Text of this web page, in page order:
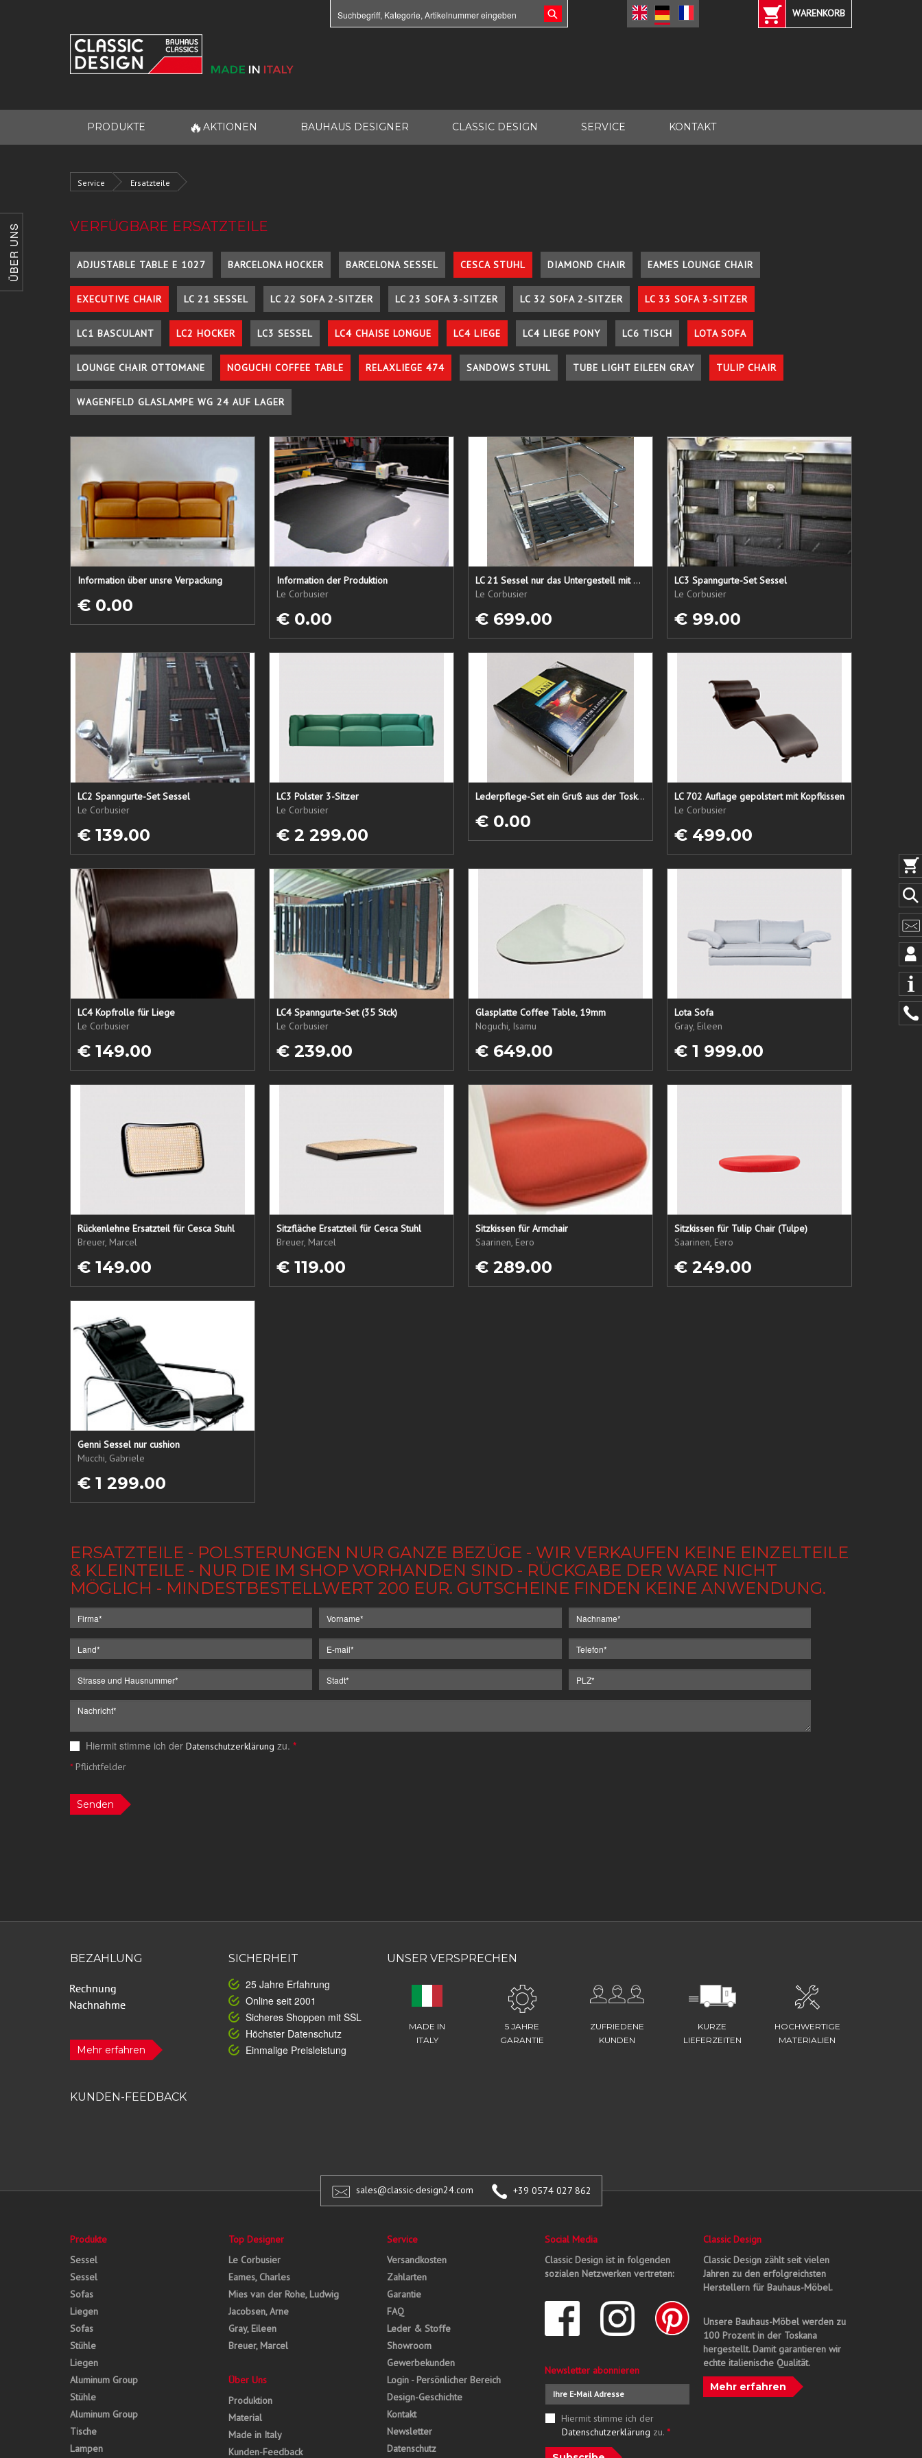
ÜBER UNS
WARENKORB
PRODUKTE 🔥 AKTIONEN BAUHAUS DESIGNER CLASSIC DESIGN SERVICE KONTAKT
Service Ersatzteile
VERFÜGBARE ERSATZTEILE
ADJUSTABLE TABLE E 1027 BARCELONA HOCKER BARCELONA SESSEL CESCA STUHL DIAMOND CHAIR EAMES LOUNGE CHAIR
EXECUTIVE CHAIR LC 21 SESSEL LC 22 SOFA 2-SITZER LC 23 SOFA 3-SITZER LC 32 SOFA 2-SITZER LC 33 SOFA 3-SITZER
LC1 BASCULANT LC2 HOCKER LC3 SESSEL LC4 CHAISE LONGUE LC4 LIEGE LC4 LIEGE PONY LC6 TISCH LOTA SOFA
LOUNGE CHAIR OTTOMANE NOGUCHI COFFEE TABLE RELAXLIEGE 474 SANDOWS STUHL TUBE LIGHT EILEEN GRAY TULIP CHAIR
WAGENFELD GLASLAMPE WG 24 AUF LAGER
Information über unsre Verpackung
€ 0.00
Information der Produktion
Le Corbusier
€ 0.00
LC 21 Sessel nur das Untergestell mit elastischen Straps
Le Corbusier
€ 699.00
LC3 Spanngurte-Set Sessel
Le Corbusier
€ 99.00
LC2 Spanngurte-Set Sessel
Le Corbusier
€ 139.00
LC3 Polster 3-Sitzer
Le Corbusier
€ 2 299.00
Lederpflege-Set ein Gruß aus der Toskana...
€ 0.00
LC 702 Auflage gepolstert mit Kopfkissen
Le Corbusier
€ 499.00
LC4 Kopfrolle für Liege
Le Corbusier
€ 149.00
LC4 Spanngurte-Set (35 Stck)
Le Corbusier
€ 239.00
Glasplatte Coffee Table, 19mm
Noguchi, Isamu
€ 649.00
Lota Sofa
Gray, Eileen
€ 1 999.00
Rückenlehne Ersatzteil für Cesca Stuhl
Breuer, Marcel
€ 149.00
Sitzfläche Ersatzteil für Cesca Stuhl
Breuer, Marcel
€ 119.00
Sitzkissen für Armchair
Saarinen, Eero
€ 289.00
Sitzkissen für Tulip Chair (Tulpe)
Saarinen, Eero
€ 249.00
Genni Sessel nur cushion
Mucchi, Gabriele
€ 1 299.00
ERSATZTEILE - POLSTERUNGEN NUR GANZE BEZÜGE - WIR VERKAUFEN KEINE EINZELTEILE
& KLEINTEILE - NUR DIE IM SHOP VORHANDEN SIND - RÜCKGABE DER WARE NICHT
MÖGLICH - MINDESTBESTELLWERT 200 EUR. GUTSCHEINE FINDEN KEINE ANWENDUNG.
Hiermit stimme ich der Datenschutzerklärung zu. *
*Pflichtfelder
Senden
BEZAHLUNG
Mehr erfahren
SICHERHEIT
25 Jahre Erfahrung
Online seit 2001
Sicheres Shoppen mit SSL
Höchster Datenschutz
Einmalige Preisleistung
UNSER VERSPRECHEN
MADE IN
ITALY
5 JAHRE
GARANTIE
ZUFRIEDENE
KUNDEN
KURZE
LIEFERZEITEN
HOCHWERTIGE
MATERIALIEN
KUNDEN-FEEDBACK
sales@classic-design24.com +39 0574 027 862
Produkte
Sessel
Sessel
Sofas
Liegen
Sofas
Stühle
Liegen
Aluminum Group
Stühle
Aluminum Group
Tische
Lampen
Top Designer
Le Corbusier
Eames, Charles
Mies van der Rohe, Ludwig
Jacobsen, Arne
Gray, Eileen
Breuer, Marcel
Über Uns
Produktion
Material
Made in Italy
Kunden-Feedback
Service
Versandkosten
Zahlarten
Garantie
FAQ
Leder & Stoffe
Showroom
Gewerbekunden
Login - Persönlicher Bereich
Design-Geschichte
Kontakt
Newsletter
Datenschutz
Social Media
Classic Design ist in folgenden
sozialen Netzwerken vertreten:
Newsletter abonnieren
Hiermit stimme ich der
Datenschutzerklärung zu. *
Classic Design
Classic Design zählt seit vielen
Jahren zu den erfolgreichsten
Herstellern für Bauhaus-Möbel.
Unsere Bauhaus-Möbel werden zu
100 Prozent in der Toskana
hergestellt. Damit garantieren wir
echte italienische Qualität.
Mehr erfahren